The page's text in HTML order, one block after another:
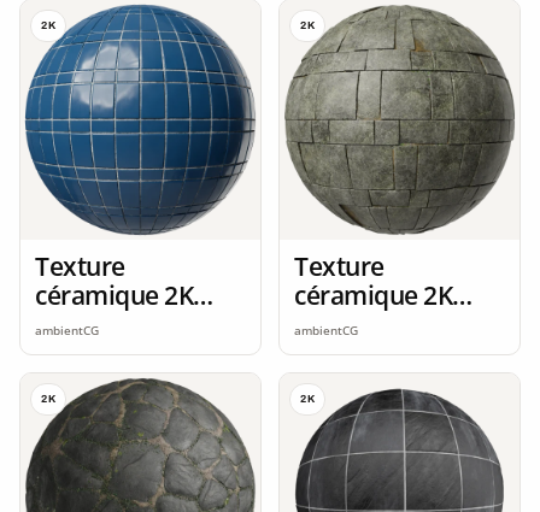
2K
Texture
céramique 2K
seamless
ambientCG
2K
Texture
céramique 2K
seamless
ambientCG
2K 2K